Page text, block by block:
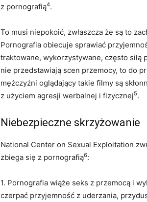
z pornografią4.
To musi niepokoić, zwłaszcza że są to
Pornografia obiecuje sprawiać
traktowane, wykorzystywane, często
nie przedstawiają scen przemocy, to do
mężczyźni oglądający takie filmy są
z użyciem agresji werbalnej i fizycznej5.
Niebezpieczne skrzyżowanie
National Center on Sexual Exploitation
zbiega się z pornografią6:
1. Pornografia wiąże seks z przemocą i
czerpać przyjemność z uderzania,